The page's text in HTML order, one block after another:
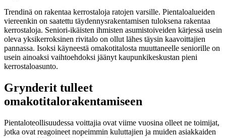
Trendinä on rakentaa kerrostaloja ratojen varsille. Pientaloalueiden
viereenkin on saatettu täydennysrakentamisen tuloksena rakentaa
kerrostaloja. Seniori-ikäisten ihmisten asumistoiveiden kärjessä usein
oleva yksikerroksinen rivitalo on ollut lähes täysin kaavoittajien
pannassa. Isoksi käyneestä omakotitalosta muuttaneelle seniorille on
usein ainoaksi vaihtoehdoksi jäänyt kaupunkikeskustan pieni
kerrostaloasunto.
Grynderit tulleet
omakotitalorakentamiseen
Pientaloteollisuudessa voittajia ovat viime vuosina olleet ne toimijat,
jotka ovat reagoineet nopeimmin kuluttajien ja muiden asiakkaiden